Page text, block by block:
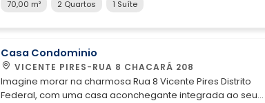
342,00 Área Útil: 70m2 M2 área total; 90m² Área do terreno:
70,00 m² 2 Quartos 1 Suíte
Casa Condominio
VICENTE PIRES-RUA 8 CHACARÁ 208
Imagine morar na charmosa Rua 8 Vicente Pires Distrito
Federal, com uma casa aconchegante integrada ao seu